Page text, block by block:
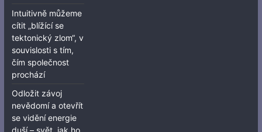
Intuitivně můžeme
cítit „blížící se
tektonický zlom“, v
souvislosti s tím,
čím společnost
prochází
Odložit závoj
nevědomí a otevřít
se vidění energie
duší – svět, jak ho